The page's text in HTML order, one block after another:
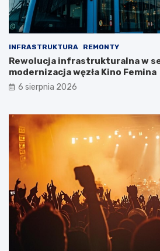
INFRASTRUKTURA REMONTY
Rewolucja infrastrukturalna w
modernizacja węzła Kino Femina
6 sierpnia 2026